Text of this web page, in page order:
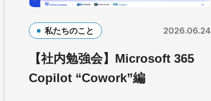
私たちのこと 2026.06.24
【社内勉強会】Microsoft 365
Copilot “Cowork”編